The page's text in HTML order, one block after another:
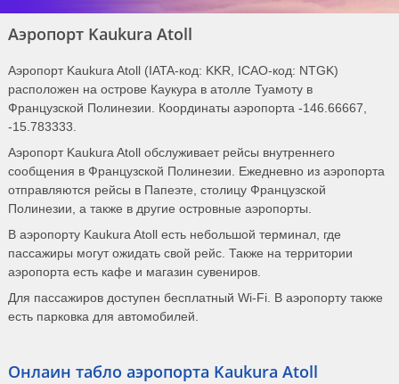
Аэропорт Kaukura Atoll
Аэропорт Kaukura Atoll (IATA-код: KKR, ICAO-код: NTGK)
расположен на острове Каукура в атолле Туамоту в
Французской Полинезии. Координаты аэропорта -146.66667,
-15.783333.
Аэропорт Kaukura Atoll обслуживает рейсы внутреннего
сообщения в Французской Полинезии. Ежедневно из аэропорта
отправляются рейсы в Папеэте, столицу Французской
Полинезии, а также в другие островные аэропорты.
В аэропорту Kaukura Atoll есть небольшой терминал, где
пассажиры могут ожидать свой рейс. Также на территории
аэропорта есть кафе и магазин сувениров.
Для пассажиров доступен бесплатный Wi-Fi. В аэропорту также
есть парковка для автомобилей.
Онлаин табло аэропорта Kaukura Atoll